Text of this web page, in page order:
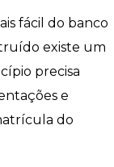
fácil do banco
existe um
precisa
e
do